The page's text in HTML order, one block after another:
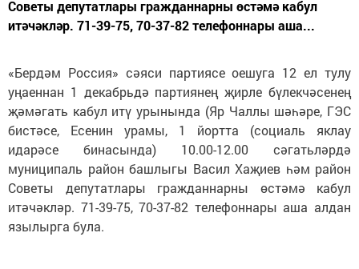
Советы депутатлары гражданнарны өстәмә кабул
итәчәкләр. 71-39-75, 70-37-82 телефоннары аша...
«Бердәм Россия» сәяси партиясе оешуга 12 ел тулу
уңаеннан 1 декабрьдә партиянең җирле бүлекчәсенең
җәмәгать кабул итү урынында (Яр Чаллы шәһәре, ГЭС
бистәсе, Есенин урамы, 1 йортта (социаль яклау
идарәсе бинасында) 10.00-12.00 сәгатьләрдә
муниципаль район башлыгы Васил Хаҗиев һәм район
Советы депутатлары гражданнарны өстәмә кабул
итәчәкләр. 71-39-75, 70-37-82 телефоннары аша алдан
язылырга була.